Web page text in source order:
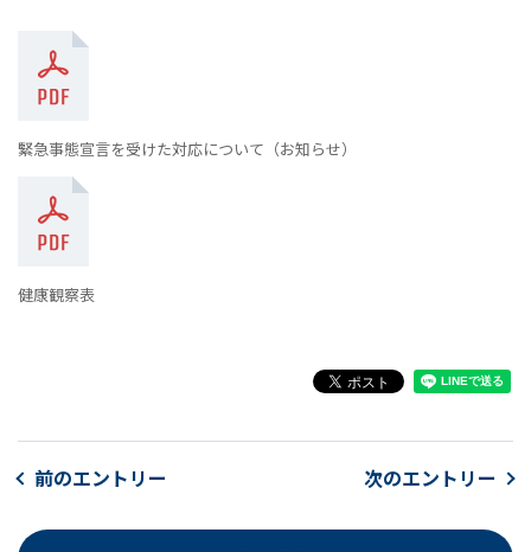
緊急事態宣言を受けた対応について（お知らせ）
健康観察表
前のエントリー 次のエントリー